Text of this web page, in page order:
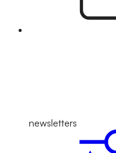
newsletters